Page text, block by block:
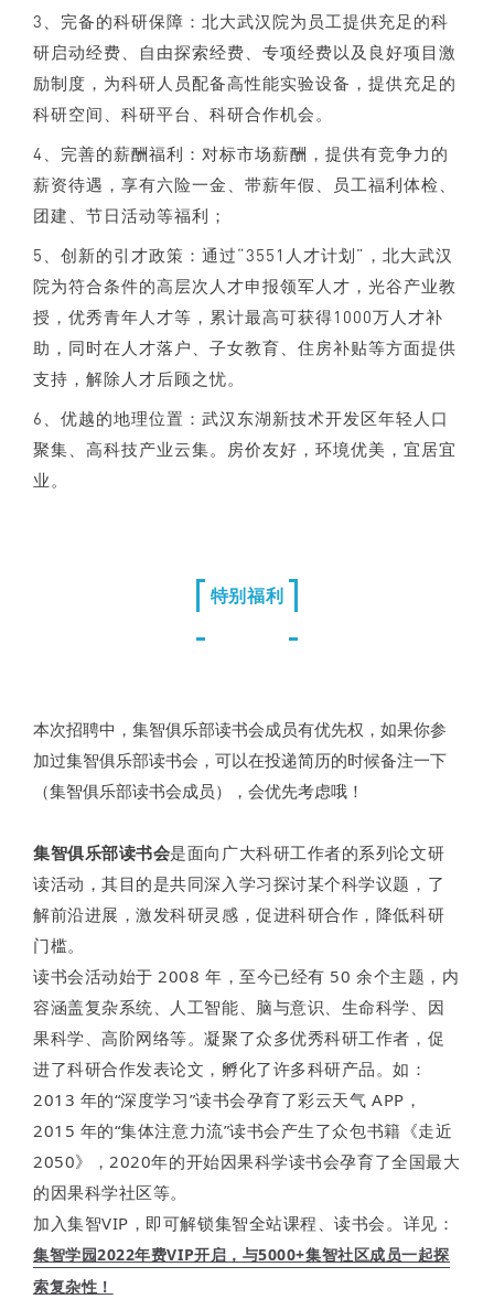
3、完备的科研保障：北大武汉院为员工提供充足的科
研启动经费、自由探索经费、专项经费以及良好项目激
励制度，为科研人员配备高性能实验设备，提供充足的
科研空间、科研平台、科研合作机会。
4、完善的薪酬福利：对标市场薪酬，提供有竞争力的
薪资待遇，享有六险一金、带薪年假、员工福利体检、
团建、节日活动等福利；
5、创新的引才政策：通过“3551人才计划”，北大武汉
院为符合条件的高层次人才申报领军人才，光谷产业教
授，优秀青年人才等，累计最高可获得1000万人才补
助，同时在人才落户、子女教育、住房补贴等方面提供
支持，解除人才后顾之忧。
6、优越的地理位置：武汉东湖新技术开发区年轻人口
聚集、高科技产业云集。房价友好，环境优美，宜居宜
业。
特别福利
本次招聘中，集智俱乐部读书会成员有优先权，如果你参
加过集智俱乐部读书会，可以在投递简历的时候备注一下
（集智俱乐部读书会成员），会优先考虑哦！
集智俱乐部读书会是面向广大科研工作者的系列论文研
读活动，其目的是共同深入学习探讨某个科学议题，了
解前沿进展，激发科研灵感，促进科研合作，降低科研
门槛。
读书会活动始于 2008 年，至今已经有 50 余个主题，内
容涵盖复杂系统、人工智能、脑与意识、生命科学、因
果科学、高阶网络等。凝聚了众多优秀科研工作者，促
进了科研合作发表论文，孵化了许多科研产品。如：
2013 年的“深度学习”读书会孕育了彩云天气 APP，
2015 年的“集体注意力流”读书会产生了众包书籍《走近
2050》，2020年的开始因果科学读书会孕育了全国最大
的因果科学社区等。
加入集智VIP，即可解锁集智全站课程、读书会。详见：
集智学园2022年费VIP开启，与5000+集智社区成员一起探
索复杂性！